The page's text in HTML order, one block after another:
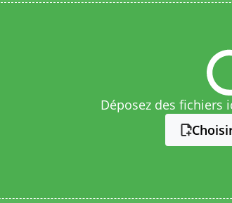
Déposez des fichiers